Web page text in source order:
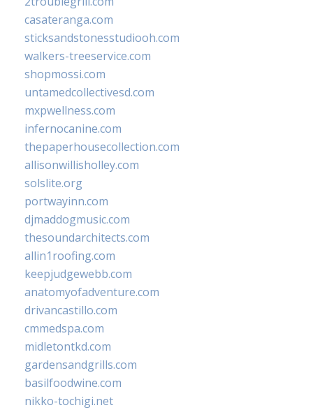
casateranga.com
sticksandstonesstudiooh.com
walkers-treeservice.com
shopmossi.com
untamedcollectivesd.com
mxpwellness.com
infernocanine.com
thepaperhousecollection.com
allisonwillisholley.com
solslite.org
portwayinn.com
djmaddogmusic.com
thesoundarchitects.com
allin1roofing.com
keepjudgewebb.com
anatomyofadventure.com
drivancastillo.com
cmmedspa.com
midletontkd.com
gardensandgrills.com
basilfoodwine.com
nikko-tochigi.net